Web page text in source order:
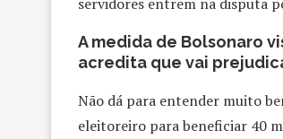
A medida de Bolsonaro
acredita que vai
Não dá para entender muito
eleitoreiro para beneficiar 40